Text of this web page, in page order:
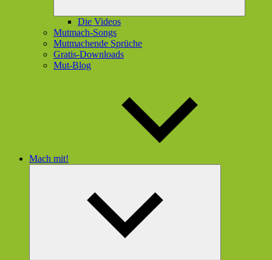
Die Videos
Mutmach-Songs
Mutmachende Sprüche
Gratis-Downloads
Mut-Blog
Mach mit!